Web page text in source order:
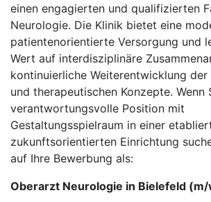
einen engagierten und qualifizierten
Neurologie. Die Klinik bietet eine
patientenorientierte Versorgung und
Wert auf interdisziplinäre
kontinuierliche Weiterentwicklung der
und therapeutischen Konzepte. Wenn
verantwortungsvolle Position mit
Gestaltungsspielraum in einer
zukunftsorientierten Einrichtung
auf Ihre Bewerbung als:
Oberarzt Neurologie in Bielefeld